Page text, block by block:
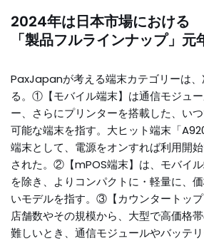
2024年は日本市場における
「製品フルラインナップ」元
PaxJapanが考える端末カテゴリーは
る。①【モバイル端末】は通信モジュ
ー、さらにプリンターを搭載した、い
可能な端末を指す。大ヒット端末「
端末として、電源をオンすれば利用開
された。②【mPOS端末】は、モバイ
を除き、よりコンパクトに・軽量に、
いモデルを指す。③【カウンタートップ
店舗数やその規模から、大型で高価格
難しいとき、通信モジュールやバッテ